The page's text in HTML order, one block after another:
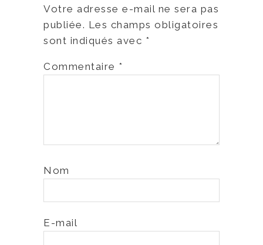
Votre adresse e-mail ne sera pas
publiée. Les champs obligatoires
sont indiqués avec *
Commentaire *
Nom
E-mail